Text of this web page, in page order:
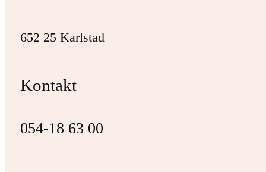
652 25 Karlstad
Kontakt
054-18 63 00